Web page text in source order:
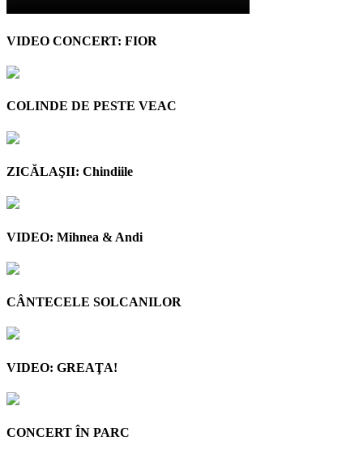
VIDEO CONCERT: FIOR
COLINDE DE PESTE VEAC
ZICĂLAŞII: Chindiile
VIDEO: Mihnea & Andi
CÂNTECELE SOLCANILOR
VIDEO: GREAŢA!
CONCERT ÎN PARC